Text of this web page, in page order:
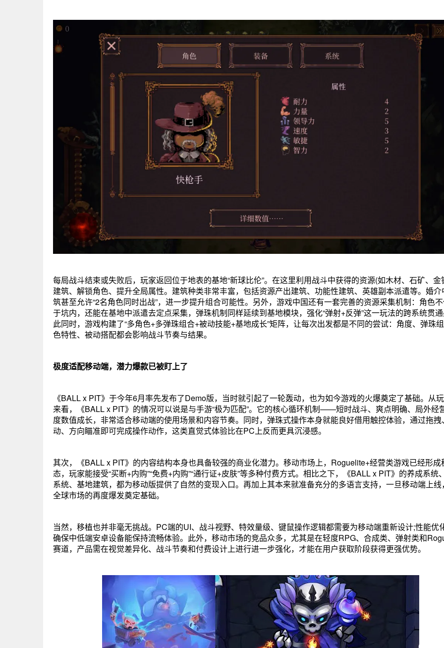
每局战斗结束或失败后，玩家返回位于地表的基地“新球比伦”。在这里利用战斗中获得的资源(如木材、石矿、金
建筑、解锁角色、提升全局属性。建筑种类非常丰富，包括资源产出建筑、功能性建筑、英雄副本派遣等。婚介
筑甚至允许“2名角色同时出战”，进一步提升组合可能性。另外，游戏中国还有一套完善的资源采集机制：角色
于坑内，还能在基地中派遣去定点采集，弹珠机制同样延续到基地模块，强化“弹射+反弹”这一玩法的跨系统贯
此同时，游戏构建了“多角色+多弹珠组合+被动技能+基地成长”矩阵，让每次出发都是不同的尝试：角度、弹珠
色特性、被动搭配都会影响战斗节奏与结果。
极度适配移动端，潜力爆款已被盯上了
《BALL x PIT》于今年6月率先发布了Demo版，当时就引起了一轮轰动，也为如今游戏的火爆奠定了基础。从
来看，《BALL x PIT》的情况可以说是与手游“极为匹配”。它的核心循环机制——短时战斗、爽点明确、局外经
度数值成长，非常适合移动端的使用场景和内容节奏。同时，弹珠式操作本身就能良好借用触控体验，通过拖拽
动、方向瞄准即可完成操作动作，这类直觉式体验比在PC上反而更具沉浸感。
其次，《BALL x PIT》的内容结构本身也具备较强的商业化潜力。移动市场上，Roguelite+经营类游戏已经形成
态，玩家能接受“买断+内购”“免费+内购”“通行证+皮肤”等多种付费方式。相比之下，《BALL x PIT》的养成系统
系统、基地建筑，都为移动版提供了自然的变现入口。再加上其本来就准备充分的多语言支持，一旦移动端上线
全球市场的再度爆发奠定基础。
当然，移植也并非毫无挑战。PC端的UI、战斗视野、特效量级、键鼠操作逻辑都需要为移动端重新设计;性能优
确保中低端安卓设备能保持流畅体验。此外，移动市场的竞品众多，尤其是在轻度RPG、合成类、弹射类和
赛道，产品需在视觉差异化、战斗节奏和付费设计上进行进一步强化，才能在用户获取阶段获得更强优势。